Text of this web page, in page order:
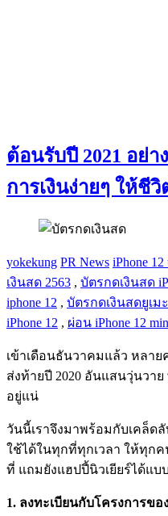
ต้อนรับปี 2021 อย่
การเงินง่ายๆ ให้ชี
yokekung PR News iPhone
เงินสด 2563 , บัตรกดเงินสด
iphone 12 , บัตรกดเงินสดยูเม
iPhone 12 , ผ่อน iPhone 12
เข้าเดือนธันวาคมแล้ว หลา
ส่งท้ายปี 2020 อันแสนวุ่นวา
อยู่แน่
วันนี้เราจึงมาพร้อมกับเคล็ด
ใช้ได้ในทุกที่ทุกเวลา ให้ทุกค
ที่ แถมยังแฮปปี้นิวเยียร์ได้แ
1. ลงทะเบียนกับโครงการขอ